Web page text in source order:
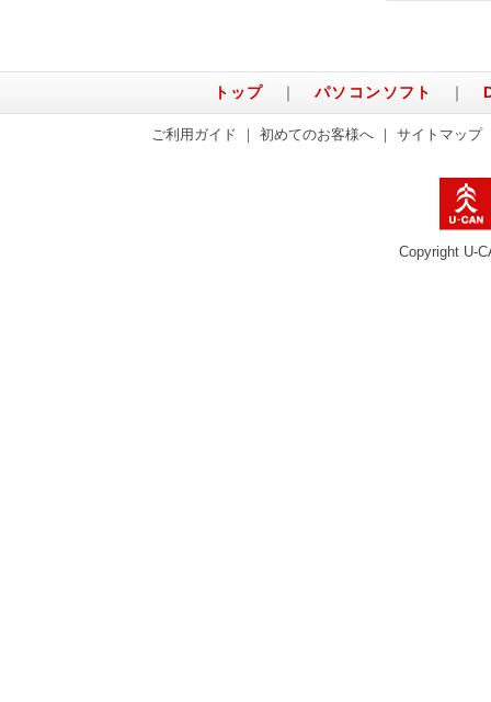
トップ ｜ パソコンソフト ｜
ご利用ガイド ｜初めてのお客様へ ｜サイトマップ
Copyright U-